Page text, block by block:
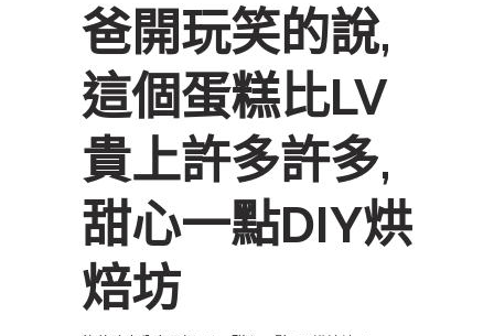
爸開玩笑的說,
這個蛋糕比LV
貴上許多許多,
甜心一點DIY烘
焙坊